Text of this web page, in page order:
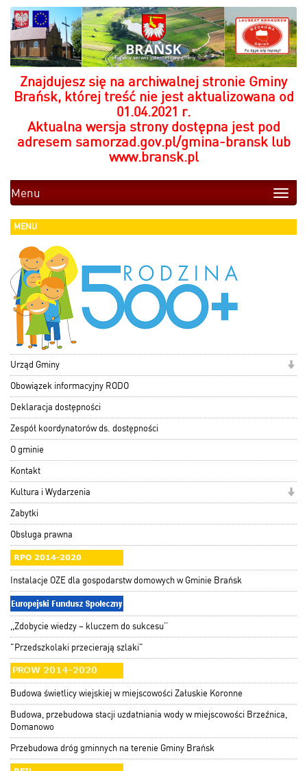
Znajdujesz się na archiwalnej stronie Gminy
Brańsk, której treść nie jest aktualizowana od
01.04.2021 r.
Aktualna wersja strony dostępna jest pod
adresem samorzad.gov.pl/gmina-bransklub
www.bransk.pl
Toggle
Menu
MENU
Urząd Gminy
Obowiązek informacyjny RODO
Deklaracja dostępności
Zespół koordynatorów ds. dostępności
O gminie
Kontakt
Kultura i Wydarzenia
Zabytki
Obsługa prawna
Instalacje OZE dla gospodarstw domowych w Gminie Brańsk
,,Zdobycie wiedzy – kluczem do sukcesu’’
"Przedszkolaki przecierają szlaki"
Budowa świetlicy wiejskiej w miejscowości Załuskie Koronne
Budowa, przebudowa stacji uzdatniania wody w miejscowości Brzeźnica,
Domanowo
Przebudowa dróg gminnych na terenie Gminy Brańsk